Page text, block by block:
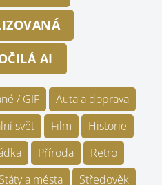
AI
/ GIF
Auta a doprava
svět Film
Historie
Příroda
Retro
Státy a města
Středověk